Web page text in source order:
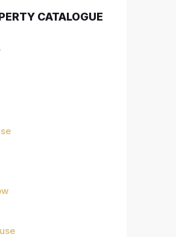
CATALOGUE